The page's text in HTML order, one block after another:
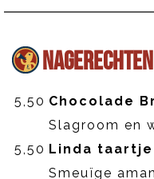
5,50 Chocolade
Slagroom en
5,50 Linda taartje
Smeuïge